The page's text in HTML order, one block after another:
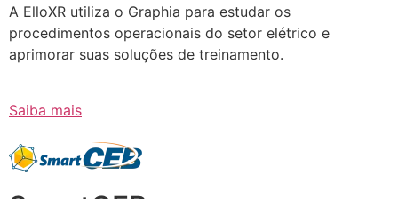
A ElloXR utiliza o Graphia para estudar os
procedimentos operacionais do setor elétrico e
aprimorar suas soluções de treinamento.
Saiba mais